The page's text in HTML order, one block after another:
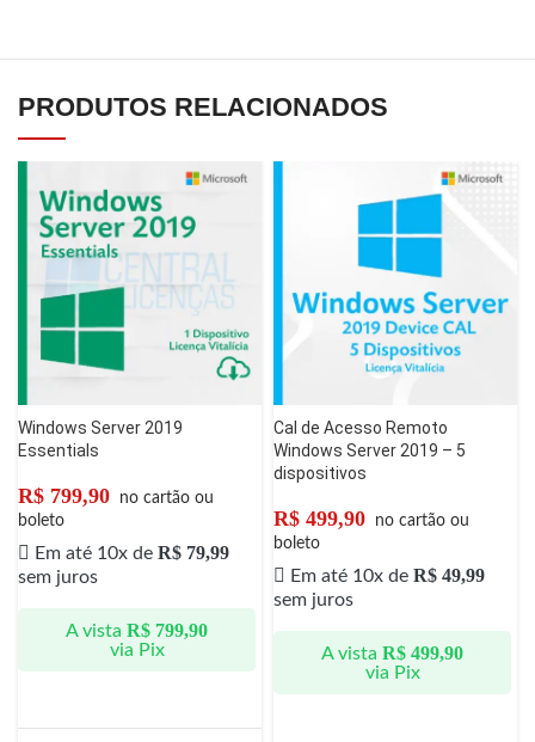
PRODUTOS RELACIONADOS
Windows Server 2019
Essentials
R$ 799,90
no cartão ou
boleto
A vista R$ 799,90
via Pix
Em até 10x de R$ 79,99
sem juros
Cal de Acesso Remoto
Windows Server 2019 – 5
dispositivos
R$ 499,90
no cartão ou
boleto
A vista R$ 499,90
via Pix
Em até 10x de R$ 49,99
sem juros